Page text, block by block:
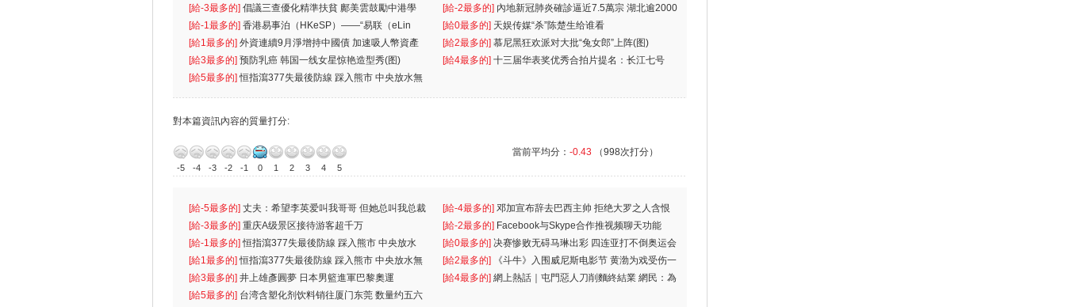
首位
一
[給-3最多的] 倡議三查優化精準扶貧 鄺美雲鼓勵中港學
生
[給-2最多的] 內地新冠肺炎確診逼近7.5萬宗 湖北逾2000
人
[給-1最多的] 香港易事泊（HKeSP）——“易联（eLin
k）”项目
[給0最多的] 天娱传媒“杀”陈楚生给谁看
[給1最多的] 外資連續9月淨增持中國債 加速吸人幣資產 [給2最多的] 慕尼黑狂欢派对大批“兔女郎”上阵(图)
[給3最多的] 预防乳癌 韩国一线女星惊艳造型秀(图) [給4最多的] 十三届华表奖优秀合拍片提名：长江七号
[給5最多的]恒指瀉377失最後防線 踩入熊市 中央放水無
對本篇資訊內容的質量打分:
-5 -4 -3 -2 -1 0 1 2 3 4 5
當前平均分： -0.43 （998次打分）
[給-5最多的] 丈夫：希望李英爱叫我哥哥 但她总叫我总裁
先
[給-4最多的] 邓加宣布辞去巴西主帅 拒绝大罗之人含恨
离
[給-3最多的] 重庆A级景区接待游客超千万 [給-2最多的] Facebook与Skype合作推视频聊天功能
[給-1最多的]恒指瀉377失最後防線 踩入熊市 中央放水
無
[給0最多的] 决赛惨败无碍马琳出彩 四连亚打不倒奥运会
[給1最多的]恒指瀉377失最後防線 踩入熊市 中央放水無 [給2最多的]
《斗牛》入围威尼斯电影节 黄渤为戏受伤一
[給3最多的] 井上雄彥圓夢 日本男籃進軍巴黎奧運 [給4最多的] 網上熱話｜屯門惡人刀削麵終結業 網民：為
[給5最多的] 台湾含塑化剂饮料销往厦门东莞 数量约五六